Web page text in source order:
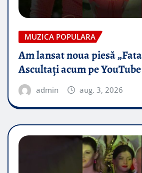
MUZICA POPULARA
Am lansat noua piesă
Ascultați acum pe
admin aug. 3, 2026